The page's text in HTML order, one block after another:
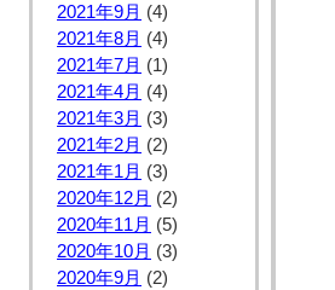
2021年9月 (4)
2021年8月 (4)
2021年7月 (1)
2021年4月 (4)
2021年3月 (3)
2021年2月 (2)
2021年1月 (3)
2020年12月 (2)
2020年11月 (5)
2020年10月 (3)
2020年9月 (2)